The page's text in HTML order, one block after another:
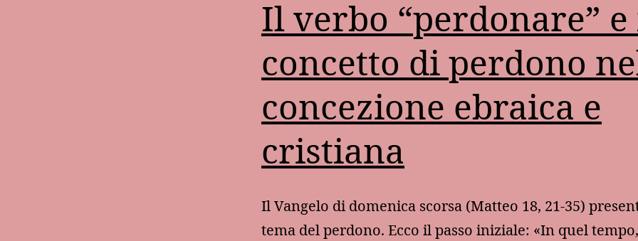
Il verbo “perdonare”
concetto di perdono
concezione ebraica e
cristiana
Il Vangelo di domenica scorsa (Matteo 18, 21-35)
tema del perdono. Ecco il passo iniziale: «In quel